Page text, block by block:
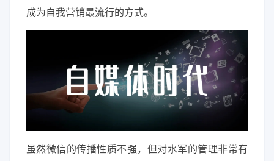
成为自我营销最流行的方式。
虽然微信的传播性质不强，但对水军的管理非常有